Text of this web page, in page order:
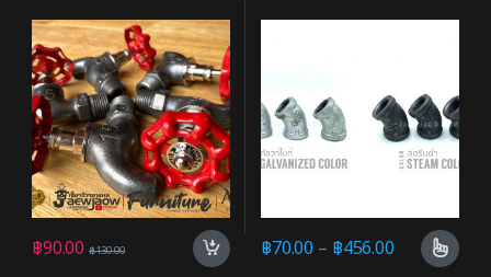
฿90.00 ฿130.00 ฿70.00 – ฿456.00